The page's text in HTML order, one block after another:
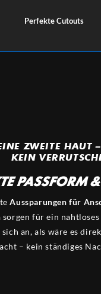
Perfekte Cutouts
ZWEITE HAUT
KEIN
PASSFORM
Aussparungen für
sorgen für ein
an, als wäre es
– kein ständiges